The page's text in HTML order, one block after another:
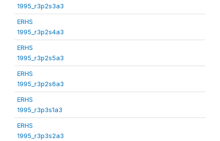
1995_r3p2s3a3
ERHS
1995_r3p2s4a3
ERHS
1995_r3p2s5a3
ERHS
1995_r3p2s6a3
ERHS
1995_r3p3s1a3
ERHS
1995_r3p3s2a3